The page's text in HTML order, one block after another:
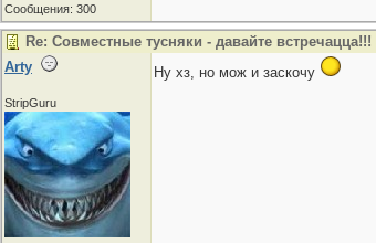
Сообщения: 300
Re: Совместные тусняки - давайте встречацца!!!
Arty
StripGuru
Ну хз, но мож и заскочу